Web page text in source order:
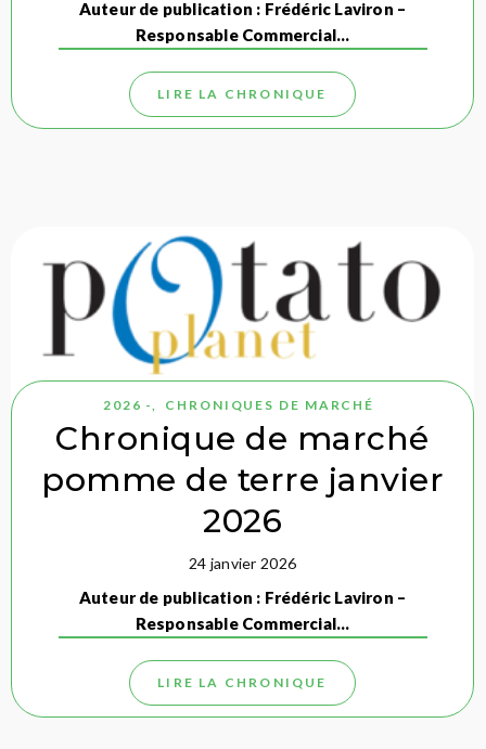
Auteur de publication : Frédéric Laviron –
Responsable Commercial…
LIRE LA CHRONIQUE
2026 -, CHRONIQUES DE MARCHÉ
Chronique de marché
pomme de terre janvier
2026
24 janvier 2026
Auteur de publication : Frédéric Laviron –
Responsable Commercial…
LIRE LA CHRONIQUE